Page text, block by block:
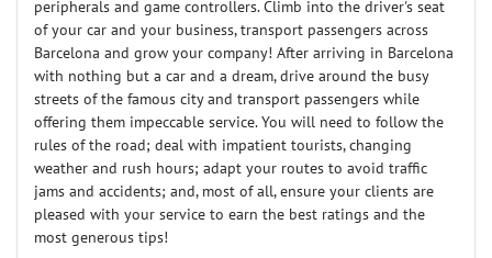
peripherals and game controllers. Climb into the driver's seat
of your car and your business, transport passengers across
Barcelona and grow your company! After arriving in Barcelona
with nothing but a car and a dream, drive around the busy
streets of the famous city and transport passengers while
offering them impeccable service. You will need to follow the
rules of the road; deal with impatient tourists, changing
weather and rush hours; adapt your routes to avoid traffic
jams and accidents; and, most of all, ensure your clients are
pleased with your service to earn the best ratings and the
most generous tips!